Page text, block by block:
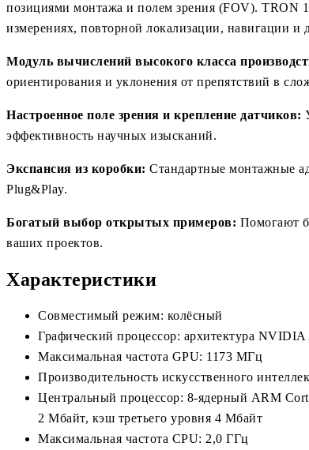
позициями монтажа и полем зрения (FOV). TRON 1
измерениях, повторной локализации, навигации и
Модуль вычислений высокого класса
ориентирования и уклонения от препятствий в
Настроенное поле зрения и крепление датчиков:
эффективность научных изысканий.
Экспансия из коробки: Стандартные монтажные
Plug&Play.
Богатый выбор открытых примеров: Помогают
ваших проектов.
Характеристики
Совместимый режим: колёсный
Графический процессор: архитектура
Максимальная частота GPU: 1173 МГц
Производительность искусственного
Центральный процессор: 8-ядерный ARM
2 Мбайт, кэш третьего уровня 4 Мбайт
Максимальная частота CPU: 2,0 ГГц